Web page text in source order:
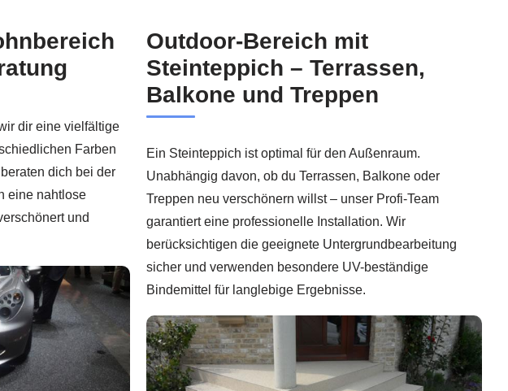
dir eine vielfältige
Farben
dich bei der
eine nahtlose
und
Outdoor-Bereich mit
Steinteppich – Terrassen,
Balkone und Treppen
Ein Steinteppich ist optimal für den Außenraum.
Unabhängig davon, ob du Terrassen, Balkone oder
Treppen neu verschönern willst – unser Profi-Team
garantiert eine professionelle Installation. Wir
berücksichtigen die geeignete Untergrundbearbeitung
sicher und verwenden besondere UV-beständige
Bindemittel für langlebige Ergebnisse.